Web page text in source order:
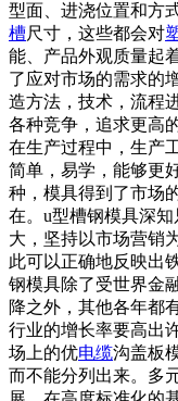
型面、进浇位置和方
槽尺寸，这些都会对
能、产品外观质量起
了应对市场的需求的
造方法，技术，流程
各种竞争，追求更高
在生产过程中，生产
简单，易学，能够更
种，模具得到了市场
在。u型槽钢模具深
大，坚持以市场营销
此可以正确地反映出
钢模具除了受世界金
降之外，其他各年都
行业的增长率要高出
场上的优电缆沟盖板
而不能分列出来。多